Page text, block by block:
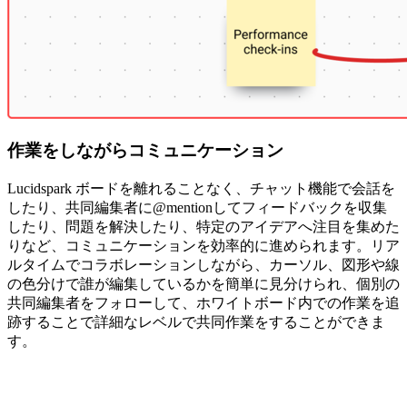
作業をしながらコミュニケーション
Lucidspark ボードを離れることなく、チャット機能で会話を
したり、共同編集者に@mentionしてフィードバックを収集
したり、問題を解決したり、特定のアイデアへ注目を集めた
りなど、コミュニケーションを効率的に進められます。リア
ルタイムでコラボレーションしながら、カーソル、図形や線
の色分けで誰が編集しているかを簡単に見分けられ、個別の
共同編集者をフォローして、ホワイトボード内での作業を追
跡することで詳細なレベルで共同作業をすることができま
す。